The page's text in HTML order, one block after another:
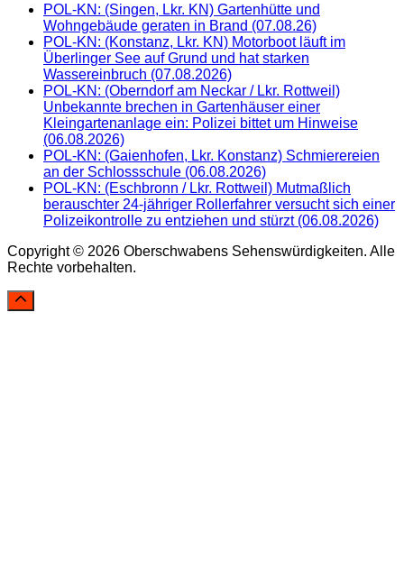
POL-KN: (Singen, Lkr. KN) Gartenhütte und
Wohngebäude geraten in Brand (07.08.26)
POL-KN: (Konstanz, Lkr. KN) Motorboot läuft im
Überlinger See auf Grund und hat starken
Wassereinbruch (07.08.2026)
POL-KN: (Oberndorf am Neckar / Lkr. Rottweil)
Unbekannte brechen in Gartenhäuser einer
Kleingartenanlage ein: Polizei bittet um Hinweise
(06.08.2026)
POL-KN: (Gaienhofen, Lkr. Konstanz) Schmierereien
an der Schlossschule (06.08.2026)
POL-KN: (Eschbronn / Lkr. Rottweil) Mutmaßlich
berauschter 24-jähriger Rollerfahrer versucht sich einer
Polizeikontrolle zu entziehen und stürzt (06.08.2026)
Copyright © 2026 Oberschwabens Sehenswürdigkeiten. Alle
Rechte vorbehalten.